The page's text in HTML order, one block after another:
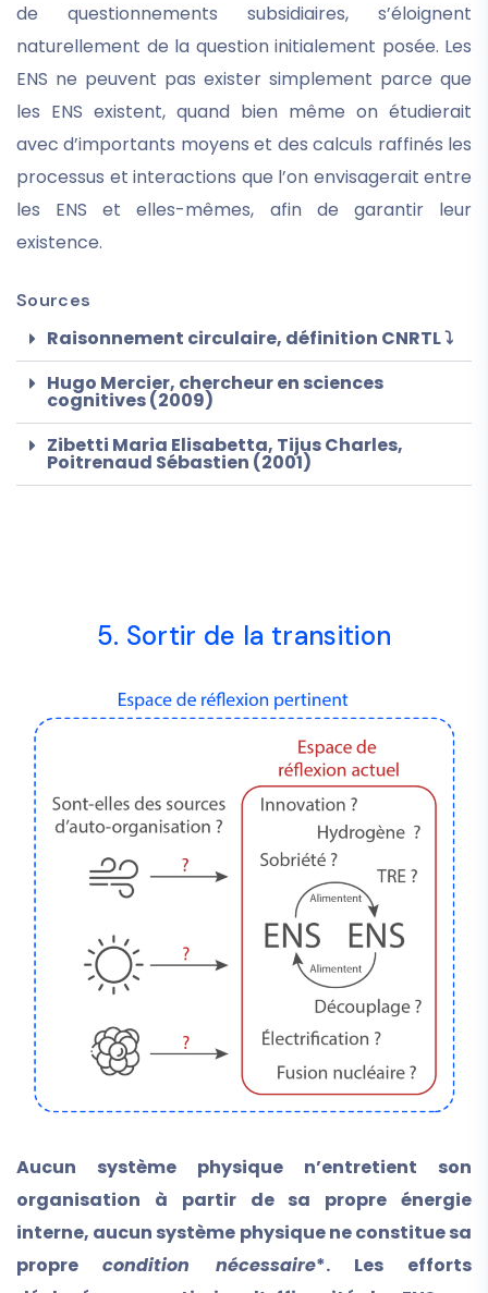
de questionnements subsidiaires, s’éloignent
naturellement de la question initialement posée. Les
ENS ne peuvent pas exister simplement parce que
les ENS existent, quand bien même on étudierait
avec d’importants moyens et des calculs raffinés les
processus et interactions que l’on envisagerait entre
les ENS et elles-mêmes, afin de garantir leur
existence.
Sources
Raisonnement circulaire, définition CNRTL ⤵
Hugo Mercier, chercheur en sciences
cognitives (2009)
Zibetti Maria Elisabetta, Tijus Charles,
Poitrenaud Sébastien (2001)
5. Sortir de la transition
Aucun système physique n’entretient son
organisation à partir de sa propre énergie
interne, aucun système physique ne constitue sa
proprecondition nécessaire*. Les efforts